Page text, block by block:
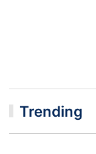
Trending